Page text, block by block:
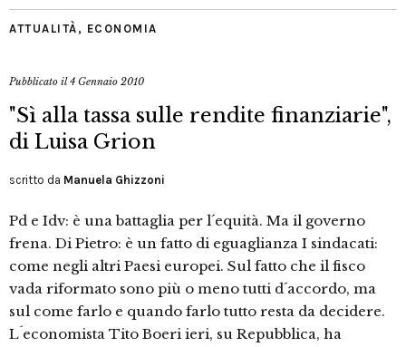
ATTUALITÀ , ECONOMIA
Pubblicato il4 Gennaio 2010
"Sì alla tassa sulle rendite finanziarie",
di Luisa Grion
scritto da Manuela Ghizzoni
Pd e Idv: è una battaglia per l´equità. Ma il governo
frena. Di Pietro: è un fatto di eguaglianza I sindacati:
come negli altri Paesi europei. Sul fatto che il fisco
vada riformato sono più o meno tutti d´accordo, ma
sul come farlo e quando farlo tutto resta da decidere.
L´economista Tito Boeri ieri, su Repubblica, ha